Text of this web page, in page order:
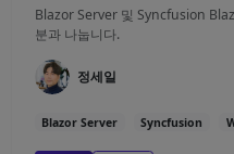
Blazor Server 및 Syncfusion
분과 나눕니다.
정세일
Blazor Server Syncfusion